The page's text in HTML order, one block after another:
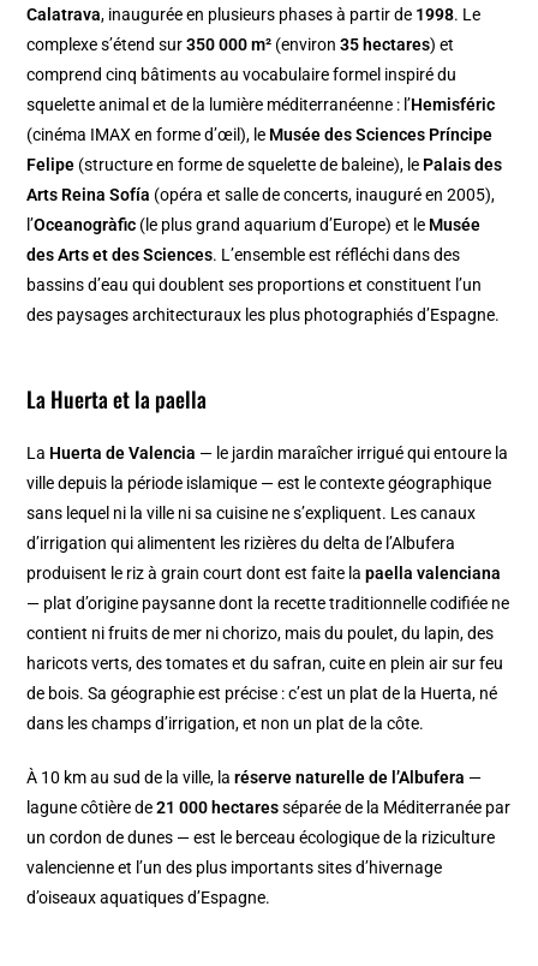
Calatrava, inaugurée en plusieurs phases à partir de 1998. Le
complexe s’étend sur350 000 m² (environ35 hectares) et
comprend cinq bâtiments au vocabulaire formel inspiré du
squelette animal et de la lumière méditerranéenne : l’Hemisféric
(cinéma IMAX en forme d’œil), le Musée des Sciences Príncipe
Felipe (structure en forme de squelette de baleine), le Palais des
Arts Reina Sofía (opéra et salle de concerts, inauguré en 2005),
l’Oceanogràfic (le plus grand aquarium d’Europe) et le Musée
des Arts et des Sciences. L’ensemble est réfléchi dans des
bassins d’eau qui doublent ses proportions et constituent l’un
des paysages architecturaux les plus photographiés d’Espagne.
La Huerta et la paella
La Huerta de Valencia — le jardin maraîcher irrigué qui entoure la
ville depuis la période islamique — est le contexte géographique
sans lequel ni la ville ni sa cuisine ne s’expliquent. Les canaux
d’irrigation qui alimentent les rizières du delta de l’Albufera
produisent le riz à grain court dont est faite lapaella valenciana
— plat d’origine paysanne dont la recette traditionnelle codifiée ne
contient ni fruits de mer ni chorizo, mais du poulet, du lapin, des
haricots verts, des tomates et du safran, cuite en plein air sur feu
de bois. Sa géographie est précise : c’est un plat de la Huerta, né
dans les champs d’irrigation, et non un plat de la côte.
À 10 km au sud de la ville, laréserve naturelle de l’Albufera —
lagune côtière de21 000 hectaresséparée de la Méditerranée par
un cordon de dunes — est le berceau écologique de la riziculture
valencienne et l’un des plus importants sites d’hivernage
d’oiseaux aquatiques d’Espagne.